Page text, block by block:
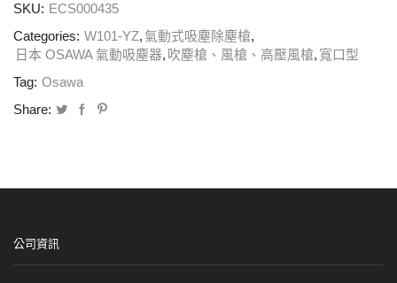
SKU: ECS000435
Categories: W101-YZ, 氣動式吸塵除塵槍,
日本 OSAWA 氣動吸塵器, 吹塵槍、風槍、高壓風槍, 寬口型
Tag: Osawa
Share:
公司資訊